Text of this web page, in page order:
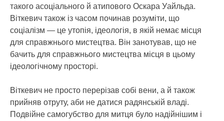
такого асоціального й атипового Оскара Уайльда.
Віткевич також із часом починав розуміти, що
соціалізм — це утопія, ідеологія, в якій немає місця
для справжнього мистецтва. Він занотував, що не
бачить для справжнього мистецтва місця в цьому
ідеологічному просторі.
Віткевич не просто перерізав собі вени, а й також
прийняв отруту, аби не датися радянській владі.
Подвійне самогубство для митця було надійнішим і